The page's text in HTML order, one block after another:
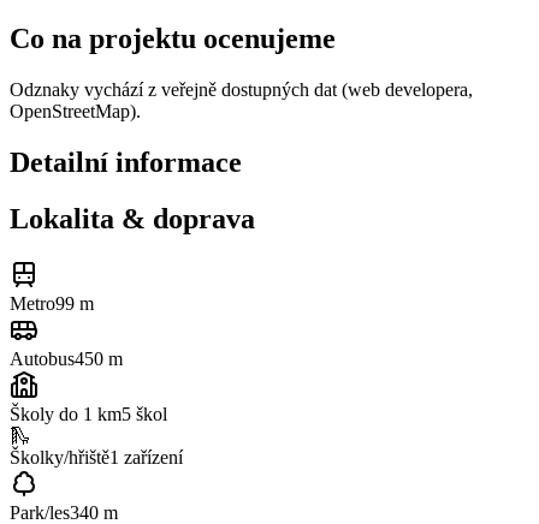
Co na projektu ocenujeme
Odznaky vychází z veřejně dostupných dat (web developera,
OpenStreetMap).
Detailní informace
Lokalita & doprava
Metro99 m
Autobus450 m
Školy do 1 km5 škol
🛝
Školky/hřiště1 zařízení
Park/les340 m